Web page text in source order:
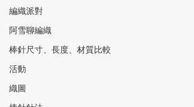
編織派對
阿雪聊編織
棒針尺寸、長度、材質比較
活動
織圖